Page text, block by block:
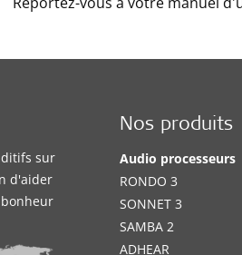
sur
d'aider
Nos produits
Audio processeurs
RONDO 3
SONNET 3
SAMBA 2
ADHEAR